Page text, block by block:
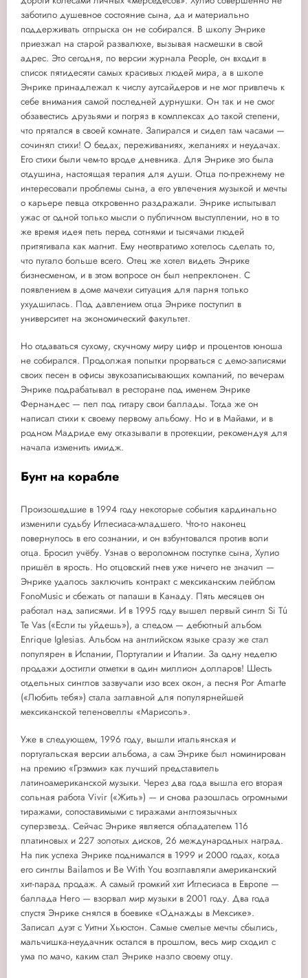
заботило душевное состояние сына, да и материально
поддерживать отпрыска он не собирался. В школу Энрике
приезжал на старой развалюхе, вызывая насмешки в свой
адрес. Это сегодня, по версии журнала People, он входит в
список пятидесяти самых красивых людей мира, а в школе
Энрике принадлежал к числу аутсайдеров и не мог привлечь к
себе внимания самой последней дурнушки. Он так и не смог
обзавестись друзьями и погряз в комплексах до такой степени,
что прятался в своей комнате. Запирался и сидел там часами —
сочинял стихи! О бедах, переживаниях, желаниях и неудачах.
Его стихи были чем-то вроде дневника. Для Энрике это была
отдушина, настоящая терапия для души. Отца по-прежнему не
интересовали проблемы сына, а его увлечения музыкой и мечты
о карьере певца откровенно раздражали. Энрике испытывал
ужас от одной только мысли о публичном выступлении, но в то
же время идея петь перед сотнями и тысячами людей
притягивала как магнит. Ему неотвратимо хотелось сделать то,
что пугало больше всего. Отец же хотел видеть Энрике
бизнесменом, и в этом вопросе он был непреклонен. С
появлением в доме мачехи ситуация для парня только
ухудшилась. Под давлением отца Энрике поступил в
университет на экономический факультет.
Но отдаваться сухому, скучному миру цифр и процентов юноша
не собирался. Продолжая попытки прорваться с демо-записями
своих песен в офисы звукозаписывающих компаний, по вечерам
Энрике подрабатывал в ресторане под именем Энрике
Фернандес — пел под гитару свои баллады. Тогда же он
написал стихи к своему первому альбому. Но и в Майами, и в
родном Мадриде ему отказывали в протекции, рекомендуя для
начала изменить имидж.
Бунт на корабле
Произошедшие в 1994 году некоторые события кардинально
изменили судьбу Иглесиаса-младшего. Что-то наконец
повернулось в его сознании, и он взбунтовался против воли
отца. Бросил учёбу. Узнав о вероломном поступке сына, Хулио
пришёл в ярость. Но отцовский гнев уже ничего не значил —
Энрике удалось заключить контракт с мексиканским лейблом
FonoMusic и сбежать от папаши в Канаду. Пять месяцев он
работал над записями. И в 1995 году вышел первый сингл Si Tú
Te Vas («Если ты уйдешь»), а следом — дебютный альбом
Enrique Iglesias. Альбом на английском языке сразу же стал
популярен в Испании, Португалии и Италии. За одну неделю
продажи достигли отметки в один миллион долларов! Шесть
отдельных синглов зазвучали изо всех окон, а песня Por Amarte
(«Любить тебя») стала заглавной для популярнейшей
мексиканской теленовеллы «Марисоль».
Уже в следующем, 1996 году, вышли итальянская и
португальская версии альбома, а сам Энрике был номинирован
на премию «Грэмми» как лучший представитель
латиноамериканской музыки. Через два года вышла его вторая
сольная работа Vivir («Жить») — и снова разошлась огромными
тиражами, сопоставимыми с тиражами англоязычных
суперзвезд. Сейчас Энрике является обладателем 116
платиновых и 227 золотых дисков, 26 международных наград.
На пик успеха Энрике поднимался в 1999 и 2000 годах, когда
его синглы Bailamos и Be With You возглавляли американский
хит-парад продаж. А самый громкий хит Иглесиаса в Европе —
баллада Hero — взорвал мир музыки в 2001 году. Два года
спустя Энрике снялся в боевике «Однажды в Мексике».
Записал дуэт с Уитни Хьюстон. Самые смелые мечты сбылись,
мальчишка-неудачник остался в прошлом, весь мир сходил с
ума по мачо, каким стал Энрике назло своему отцу.